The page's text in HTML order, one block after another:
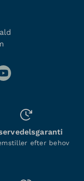
efter behov